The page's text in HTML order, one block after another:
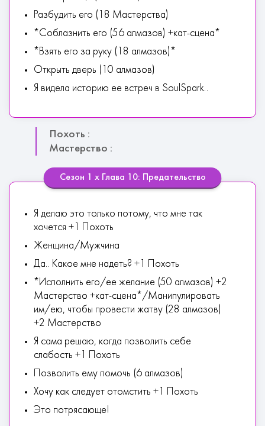
Разбудить его (18 Мастерства)
*Соблазнить его (56 алмазов) +кат-сцена*
*Взять его за руку (18 алмазов)*
Открыть дверь (10 алмазов)
Я видела историю ее встреч в SoulSpark..
Похоть :
Мастерство :
Сезон 1 х Глава 10: Предательство
Я делаю это только потому, что мне так
хочется +1 Похоть
Женщина/Мужчина
Да.. Какое мне надеть? +1 Похоть
*Исполнить его/ее желание (50 алмазов) +2
Мастерство +кат-сцена*/Манипулировать
им/ею, чтобы провести жатву (28 алмазов)
+2 Мастерство
Я сама решаю, когда позволить себе
слабость +1 Похоть
Позволить ему помочь (6 алмазов)
Хочу как следует отомстить +1 Похоть
Это потрясающе!